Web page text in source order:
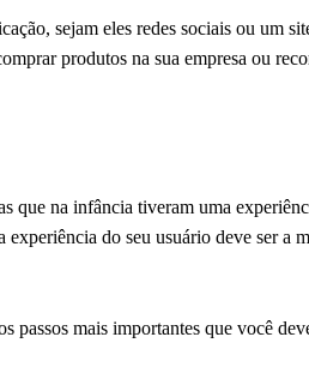
sejam eles redes sociais ou um
produtos na sua empresa ou
que na infância tiveram uma
do seu usuário deve ser a
passos mais importantes que você